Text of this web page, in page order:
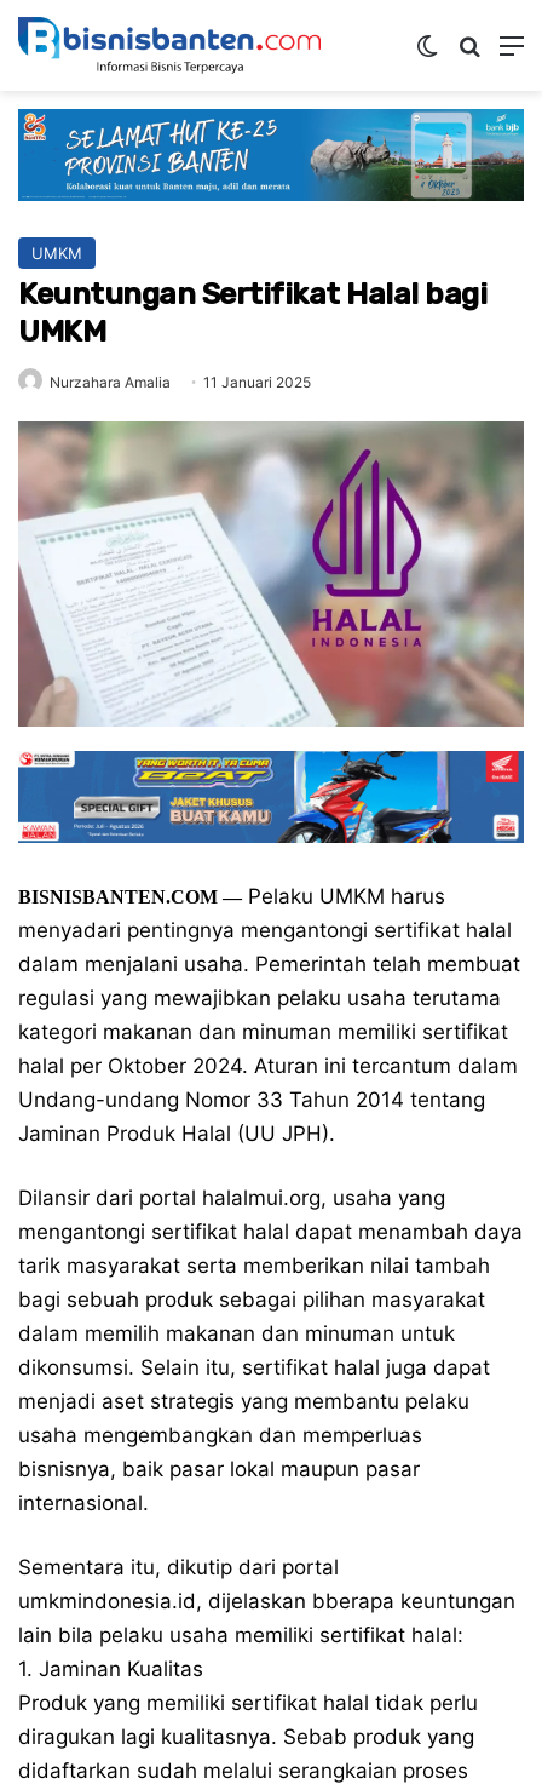
Switch skin
UMKM
Keuntungan Sertifikat Halal bagi
UMKM
Nurzahara Amalia 11 Januari 2025
BISNISBANTEN.COM —Pelaku UMKM harus
menyadari pentingnya mengantongi sertifikat halal
dalam menjalani usaha. Pemerintah telah membuat
regulasi yang mewajibkan pelaku usaha terutama
kategori makanan dan minuman memiliki sertifikat
halal per Oktober 2024. Aturan ini tercantum dalam
Undang-undang Nomor 33 Tahun 2014 tentang
Jaminan Produk Halal (UU JPH).
Dilansir dari portal halalmui.org, usaha yang
mengantongi sertifikat halal dapat menambah daya
tarik masyarakat serta memberikan nilai tambah
bagi sebuah produk sebagai pilihan masyarakat
dalam memilih makanan dan minuman untuk
dikonsumsi. Selain itu, sertifikat halal juga dapat
menjadi aset strategis yang membantu pelaku
usaha mengembangkan dan memperluas
bisnisnya, baik pasar lokal maupun pasar
internasional.
Sementara itu, dikutip dari portal
umkmindonesia.id, dijelaskan bberapa keuntungan
lain bila pelaku usaha memiliki sertifikat halal:
1. Jaminan Kualitas
Produk yang memiliki sertifikat halal tidak perlu
diragukan lagi kualitasnya. Sebab produk yang
didaftarkan sudah melalui serangkaian proses